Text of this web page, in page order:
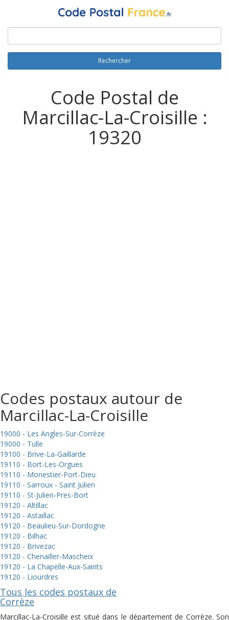
Rechercher
Code Postal de
Marcillac-La-Croisille :
19320
Codes postaux autour de
Marcillac-La-Croisille
19000 - Les Angles-Sur-Corrèze
19000 - Tulle
19100 - Brive-La-Gaillarde
19110 - Bort-Les-Orgues
19110 - Monestier-Port-Dieu
19110 - Sarroux - Saint Julien
19110 - St-Julien-Pres-Bort
19120 - Altillac
19120 - Astaillac
19120 - Beaulieu-Sur-Dordogne
19120 - Bilhac
19120 - Brivezac
19120 - Chenailler-Mascheix
19120 - La Chapelle-Aux-Saints
19120 - Liourdres
Tous les codes postaux de
Corrèze
Marcillac-La-Croisille est situé dans le département de Corrèze. Son